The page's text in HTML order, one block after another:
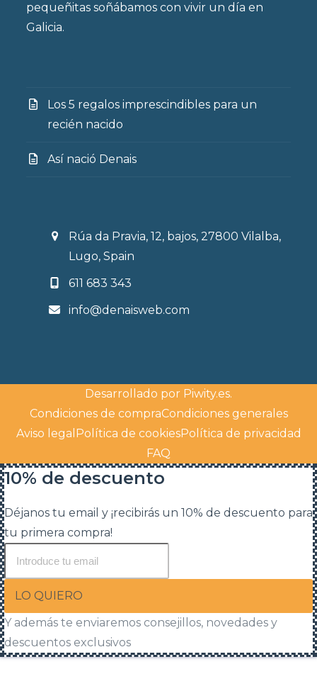
pequeñitas soñábamos con vivir un día en
Galicia.
Los 5 regalos imprescindibles para un
recién nacido
Así nació Denais
Rúa da Pravia, 12, bajos, 27800 Vilalba,
Lugo, Spain
611 683 343
info@denaisweb.com
Desarrollado por Piwity.es.
Condiciones de compraCondiciones generales
Aviso legal Política de cookiesPolítica de privacidad
FAQ
10% de descuento
Déjanos tu email y ¡recibirás un 10% de descuento para
tu primera compra!
LO QUIERO
Y además te enviaremos consejillos, novedades y
descuentos exclusivos